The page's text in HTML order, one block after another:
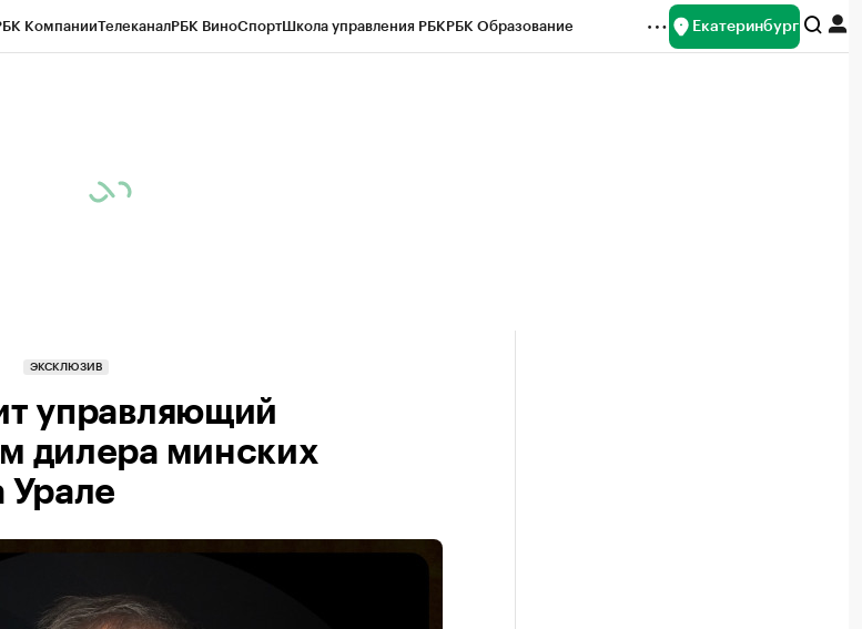
КомпанииТелеканалРБК ВиноСпортШкола управления РБКРБК Образование Екатеринбург
ЭКСКЛЮЗИВ
управляющий
дилера минских
Урале